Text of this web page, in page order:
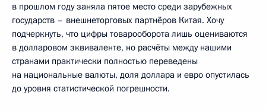
в прошлом году заняла пятое место среди зарубежных
государств – внешнеторговых партнёров Китая. Хочу
подчеркнуть, что цифры товарооборота лишь оцениваются
в долларовом эквиваленте, но расчёты между нашими
странами практически полностью переведены
на национальные валюты, доля доллара и евро опустилась
до уровня статистической погрешности.